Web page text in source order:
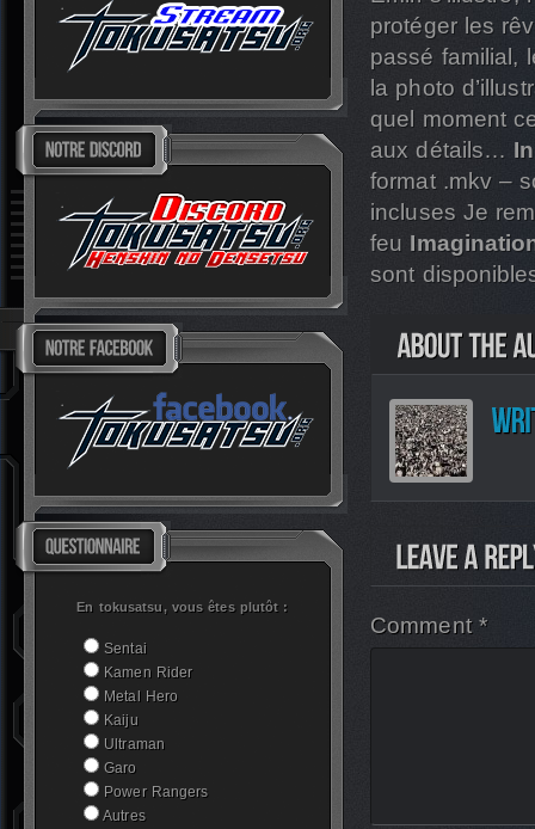
En tokusatsu, vous êtes plutôt :
Sentai
Kamen Rider
Metal Hero
Kaiju
Ultraman
Garo
Power Rangers
Autres
protéger les
passé familial,
la photo
quel moment
aux détails…
format .mkv –
incluses Je
feu
sont
Comment *